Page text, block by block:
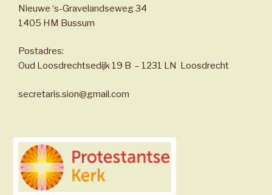
Nieuwe ‘s-Gravelandseweg 34
1405 HM Bussum
Postadres:
Oud Loosdrechtsedijk 19 B – 1231 LN Loosdrecht
secretaris.sion@gmail.com